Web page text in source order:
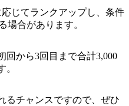
じてランクアップし、条件
場合があります。
回から3回目まで合計3,000
。
るチャンスですので、ぜひ